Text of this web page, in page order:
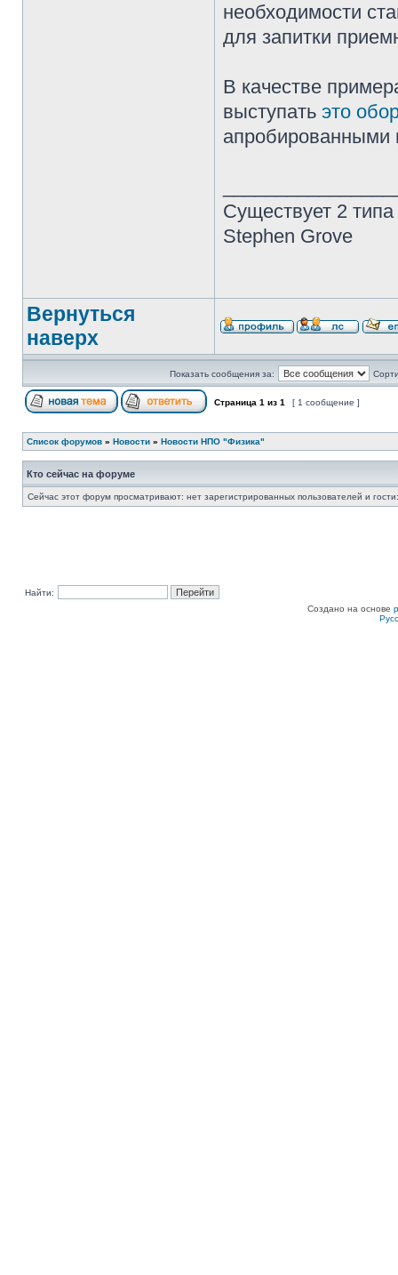
необходимости
для запитки
В качестве
выступать это
апробированными
Существует 2
Stephen Grove
Вернуться
наверх
Показать сообщения за:
Страница 1 из 1 [ 1 сообщение ]
Список форумов » Новости » Новости НПО "Физика"
Кто сейчас на форуме
Сейчас этот форум просматривают: нет зарегистрированных пользователей и
Найти:
Создано на основе